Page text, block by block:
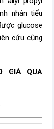
nhân tiểu
glucose
cứu cũng
GIÁ QUA